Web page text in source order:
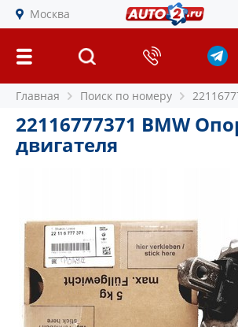
Москва
Главная Поиск по номеру
22116777371 BMW
двигателя